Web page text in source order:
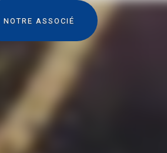
NOTRE ASSOCIÉ